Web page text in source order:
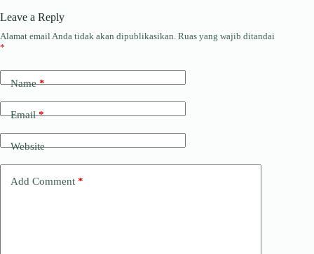
Leave a Reply
Alamat email Anda tidak akan dipublikasikan. Ruas yang wajib ditandai
*
Name*
Email*
Website
Add Comment *